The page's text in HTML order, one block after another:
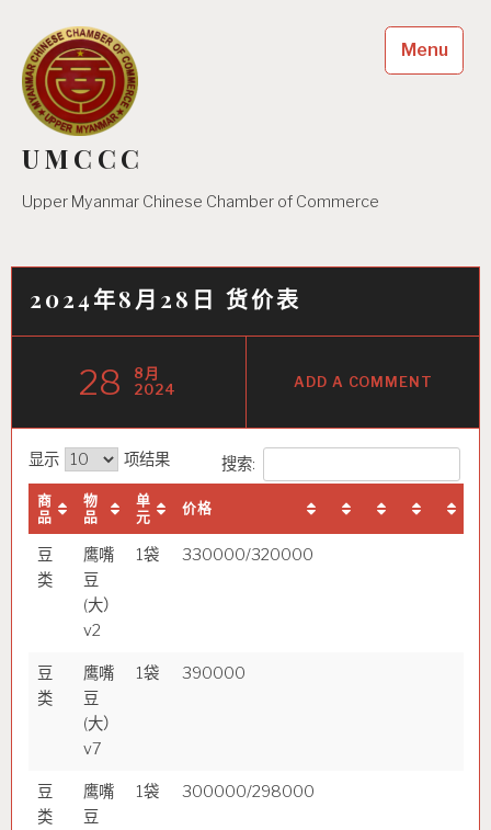
content
UMCCC
Upper Myanmar Chinese Chamber of Commerce
Menu
2024年8月28日 货价表
28
8月
2024
ADD A COMMENT
显示 项结果 搜索:
商
品
物
品
单
元
价格
豆
类
鹰嘴
豆
(大）
v2
1袋 330000/320000
豆
类
鹰嘴
豆
(大）
v7
1袋 390000
豆
类
鹰嘴
豆
1袋 300000/298000